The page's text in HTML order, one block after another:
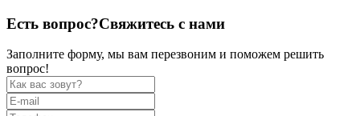
Есть вопрос?Свяжитесь с нами
Заполните форму, мы вам перезвоним и поможем решить
вопрос!